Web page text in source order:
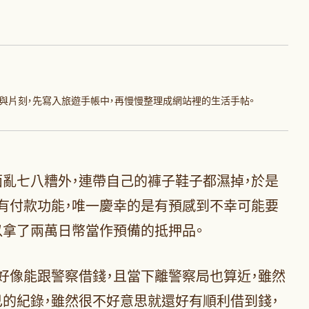
刻，先寫入旅遊手帳中，再慢慢整理成網站裡的生活手帖。
七八糟外，連帶自己的褲子鞋子都濕掉，於是
付款功能，唯一慶幸的是有預感到不幸可能要
了兩萬日幣當作預備的抵押品。
能跟警察借錢，且當下離警察局也算近，雖然
紀錄，雖然很不好意思就還好有順利借到錢，